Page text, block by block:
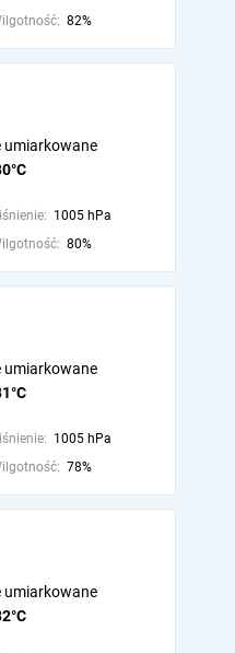
82%
umiarkowane
1005 hPa
80%
umiarkowane
1005 hPa
78%
umiarkowane